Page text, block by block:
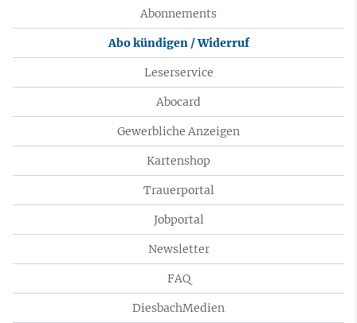
Abonnements
Abo kündigen / Widerruf
Leserservice
Abocard
Gewerbliche Anzeigen
Kartenshop
Trauerportal
Jobportal
Newsletter
FAQ
DiesbachMedien